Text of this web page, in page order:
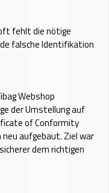
fehlt die nötige
falsche Identifikation
Webshop
der Umstellung auf
of Conformity
aufgebaut. Ziel war
dem richtigen